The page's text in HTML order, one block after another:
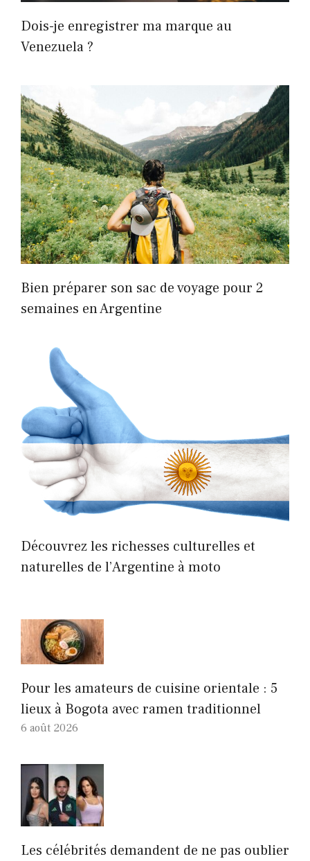
Dois-je enregistrer ma marque au
Venezuela ?
Bien préparer son sac de voyage pour 2
semaines en Argentine
Découvrez les richesses culturelles et
naturelles de l’Argentine à moto
Pour les amateurs de cuisine orientale : 5
lieux à Bogota avec ramen traditionnel
6 août 2026
Les célébrités demandent de ne pas oublier